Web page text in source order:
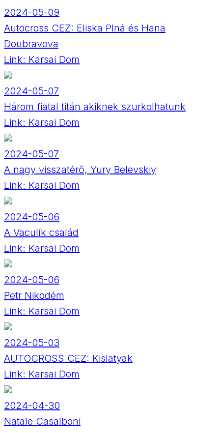
2024-05-09
Autocross CEZ: Eliska Plná és Hana
Doubravova
Link: Karsai Dom
2024-05-07
Három fiatal titán akiknek szurkolhatunk
Link: Karsai Dom
2024-05-07
A nagy visszatérő, Yury Belevskiy
Link: Karsai Dom
2024-05-06
A Vaculík család
Link: Karsai Dom
2024-05-06
Petr Nikodém
Link: Karsai Dom
2024-05-03
AUTOCROSS CEZ: Kislatyak
Link: Karsai Dom
2024-04-30
Natale Casalboni